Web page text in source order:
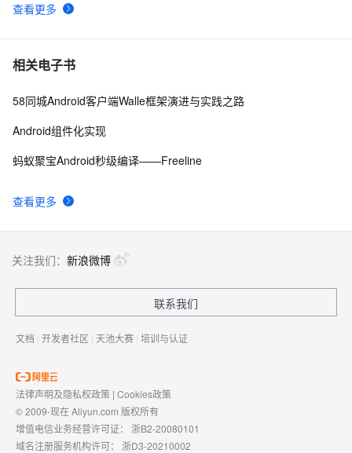
9 [Android]Activity跳转传递任意类型的数据、Activity为
10
查看更多
相关电子书
查看更多
58同城Android客户端Walle框架演进与实践之路
Android组件化实现
蚂蚁聚宝Android秒级编译——Freeline
关注我们： 新浪微博
联系我们
文档 | 开发者社区 | 天池大赛 | 培训与认证
法律声明及隐私权政策 | Cookies政策
© 2009-现在 Aliyun.com 版权所有
增值电信业务经营许可证： 浙B2-20080101
域名注册服务机构许可： 浙D3-20210002